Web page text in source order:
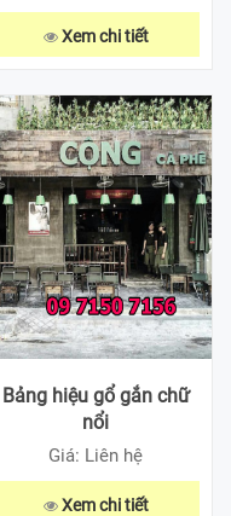
Xem chi tiết
Bảng hiệu gổ gắn chữ
nổi
Giá: Liên hệ
Xem chi tiết